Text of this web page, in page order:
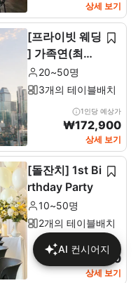
상세 보기
[프라이빗 웨딩
] 가족연(최소2
0~최대 50인)
20~50명
3개의 테이블배치
1인당 예상가
₩172,900
상세 보기
[돌잔치] 1st Bi
rthday Party
10~50명
2개의 테이블배치
1인당 예상가
₩137,680
상세 보기
AI 컨시어지